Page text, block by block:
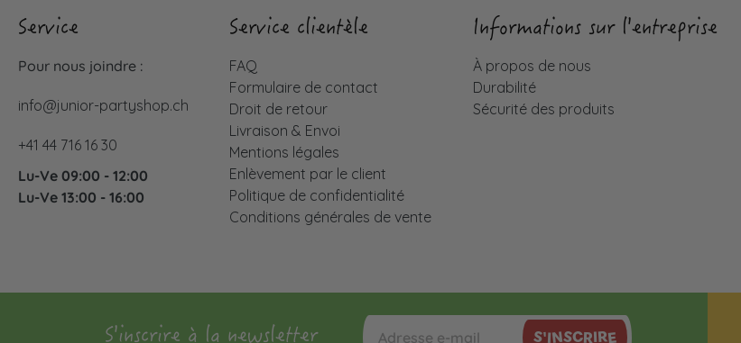
Service
Pour nous joindre :
info@junior-partyshop.ch
+41 44 716 16 30
Lu-Ve 09:00 - 12:00
Lu-Ve 13:00 - 16:00
Service clientèle
FAQ
Formulaire de contact
Droit de retour
Livraison & Envoi
Mentions légales
Enlèvement par le client
Politique de confidentialité
Conditions générales de vente
Informations sur l'entreprise
À propos de nous
Durabilité
Sécurité des produits
S'INSCRIRE